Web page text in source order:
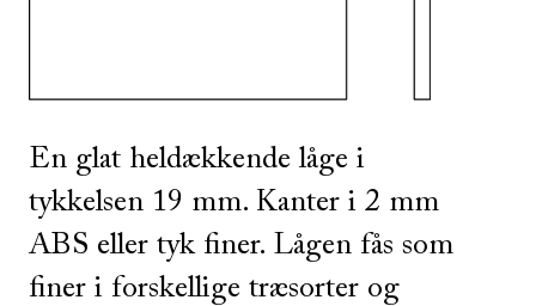
En glat heldækkende låge i
tykkelsen 19 mm. Kanter i 2 mm
ABS eller tyk finer. Lågen fås som
finer i forskellige træsorter og